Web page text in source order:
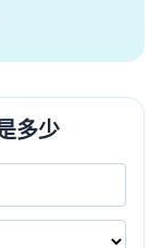
多少